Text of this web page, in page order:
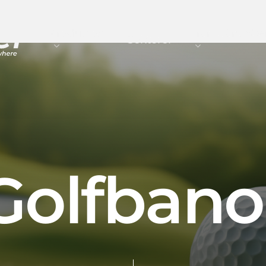
Sektorer
olfbano